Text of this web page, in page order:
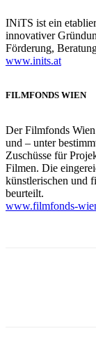
INiTS ist ein
innovativer
Förderung,
www.inits.at
FILMFONDS WIEN
Der Filmfonds
und – unter
Zuschüsse für
Filmen. Die
künstlerischen und
beurteilt.
www.filmfonds-